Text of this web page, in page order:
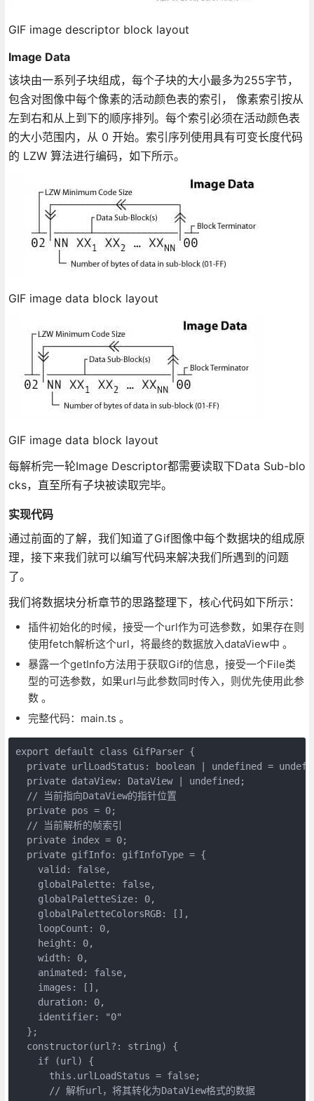
GIF image descriptor block layout
Image Data
该块由一系列子块组成，每个子块的大小最多为255字节，
包含对图像中每个像素的活动颜色表的索引， 像素索引按从
左到右和从上到下的顺序排列。每个索引必须在活动颜色表
的大小范围内，从 0 开始。索引序列使用具有可变长度代码
的 LZW 算法进行编码，如下所示。
GIF image data block layout
GIF image data block layout
每解析完一轮Image Descriptor都需要读取下Data Sub-blo
cks，直至所有子块被读取完毕。
实现代码
通过前面的了解，我们知道了Gif图像中每个数据块的组成原
理，接下来我们就可以编写代码来解决我们所遇到的问题
了。
我们将数据块分析章节的思路整理下，核心代码如下所示：
插件初始化的时候，接受一个url作为可选参数，如果存在则
使用fetch解析这个url，将最终的数据放入dataView中 。
暴露一个getInfo方法用于获取Gif的信息，接受一个File类
型的可选参数，如果url与此参数同时传入，则优先使用此参
数 。
完整代码：main.ts 。
export default class GifParser {
private urlLoadStatus: boolean | undefined =
  private dataView: DataView | undefined;
  // 当前指向DataView的指针位置
  private pos = 0;
  // 当前解析的帧索引
  private index = 0;
  private gifInfo: gifInfoType = {
    valid: false,
    globalPalette: false,
    globalPaletteSize: 0,
    globalPaletteColorsRGB: [],
    loopCount: 0,
    height: 0,
    width: 0,
    animated: false,
    images: [],
    duration: 0,
    identifier: "0"
  };
  constructor(url?: string) {
    if (url) {
      this.urlLoadStatus = false;
      // 解析url，将其转化为DataView格式的数据